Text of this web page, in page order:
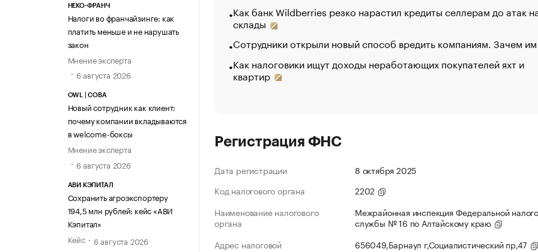
НЕКО-ФРАНЧ
Налоги во франчайзинге: как
платить меньше и не нарушать
закон
Мнение эксперта
6 августа 2026
OWL | СОВА
Новый сотрудник как клиент:
почему компании вкладываются
в welcome-боксы
Мнение эксперта
6 августа 2026
АВИ КЭПИТАЛ
Сохранить агроэкспортеру
194,5 млн рублей: кейс «АВИ
Кэпитал»
Кейс
6 августа 2026
Как банк Wildberries резко нарастил кредиты селлерам до атак
склады
Сотрудники открыли новый способ вредить компаниям. Зачем
Как налоговики ищут доходы неработающих покупателей яхт и
квартир
Регистрация ФНС
Дата регистрации
8 октября 2025
Код налогового органа
2202
Наименование налогового
органа
Межрайонная инспекция Федеральной
службы № 16 по Алтайскому краю
Адрес налоговой
656049,Барнаул г,Социалистический пр,47